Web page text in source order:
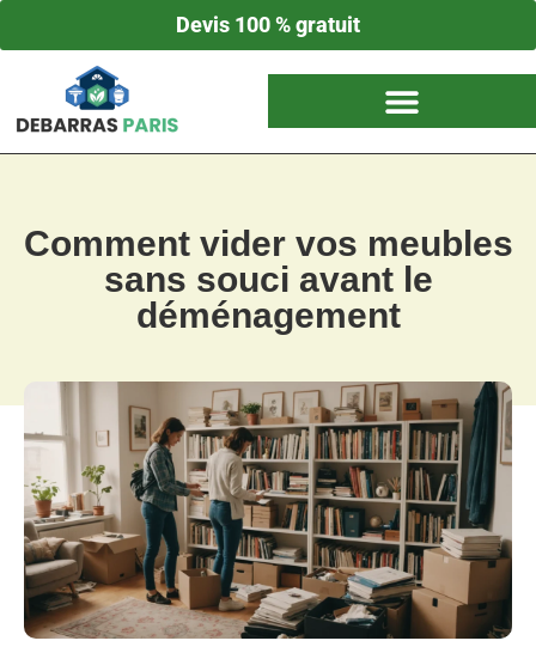
Devis 100 % gratuit
Comment vider vos meubles
sans souci avant le
déménagement